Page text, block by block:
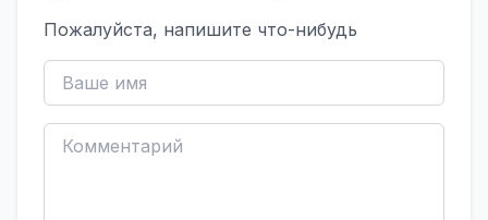
Пожалуйста, напишите что-нибудь